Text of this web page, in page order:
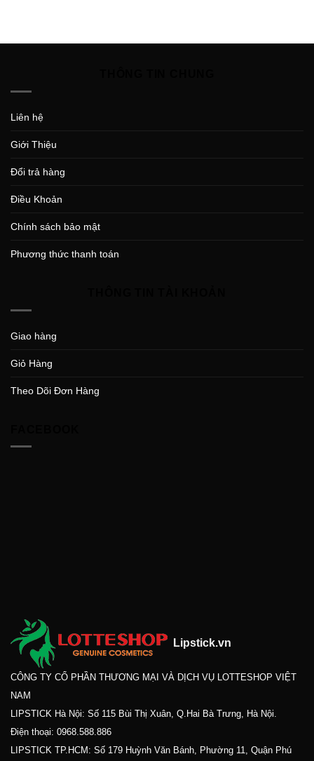
Liên hệ
Giới Thiệu
Đổi trả hàng
Điều Khoản
Chính sách bảo mật
Phương thức thanh toán
Giao hàng
Giỏ Hàng
Theo Dõi Đơn Hàng
Lipstick.vn
CÔNG TY CỔ PHẦN THƯƠNG MẠI VÀ DỊCH VỤ LOTTESHOP VIỆT
NAM
LIPSTICK Hà Nội: Số 115 Bùi Thị Xuân, Q.Hai Bà Trưng, Hà Nội.
Điện thoại: 0968.588.886
LIPSTICK TP.HCM: Số 179 Huỳnh Văn Bánh, Phường 11, Quận Phú